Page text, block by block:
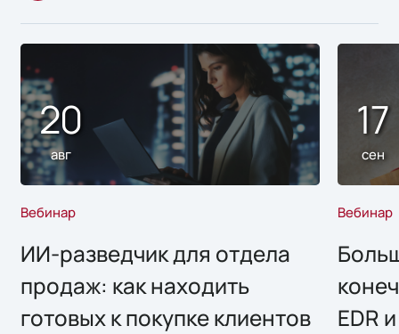
20
авг
Вебинар
ИИ-разведчик для отдела
продаж: как находить
готовых к покупке клиентов
17
сен
Вебинар
EDR